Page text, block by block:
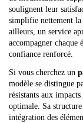
soulignent leur
simplifie nettement
ailleurs, un service
accompagner chaque
confiance renforcé.
Si vous cherchez un
modèle se distingue
résistants aux
optimale. Sa
intégration des